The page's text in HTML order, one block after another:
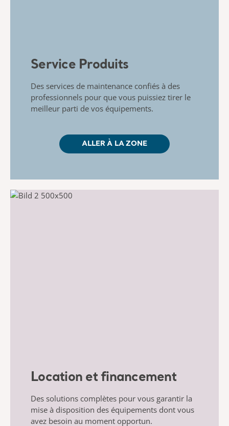
Service Produits
Des services de maintenance confiés à des
professionnels pour que vous puissiez tirer le
meilleur parti de vos équipements.
ALLER À LA ZONE
Location et financement
Des solutions complètes pour vous garantir la
mise à disposition des équipements dont vous
avez besoin au moment opportun.